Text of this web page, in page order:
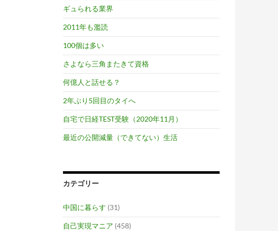
ギュられる業界
2011年も濫読
100個は多い
さよなら三角またきて資格
何億人と話せる？
2年ぶり5回目のタイへ
自宅で日経TEST受験（2020年11月）
最近の公開減量（できてない）生活
カテゴリー
中国に暮らす (31)
自己実現マニア (458)